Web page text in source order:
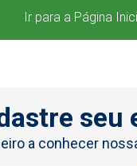
Ir para a Página
seu
a conhecer